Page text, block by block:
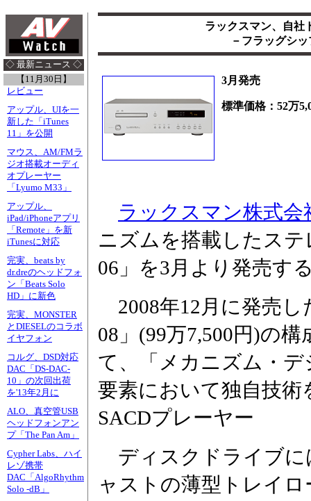
◇ 最新ニュース ◇
【11月30日】
レビュー
アップル、UIを一
新した「iTunes
11」を公開
マウス、AM/FMラ
ジオ搭載オーディ
オプレーヤー
「Lyumo M33」
アップル、
iPad/iPhoneアプリ
「Remote」を新
iTunesに対応
完実、beats by
dr.dreのヘッドフォ
ン「Beats Solo
HD」に新色
完実、MONSTER
とDIESELのコラボ
イヤフォン
コルグ、DSD対応
DAC「DS-DAC-
10」の次回出荷
を'13年2月に
ALO、真空管USB
ヘッドフォンアン
プ「The Pan Am」
Cypher Labs、ハイ
レゾ携帯
DAC「AlgoRhythm
Solo -dB」
ラックスマン、自社
－フラッグシ
3月発売
標準価格：52万
ラックスマン株式会
ニズムを搭載したス
06」を3月より発売す
2008年12月に発売
08」(99万7,500円)の
て、「メカニズム・
要素において独自技
SACDプレーヤー
ディスクドライブに
ャストの薄型トレイ